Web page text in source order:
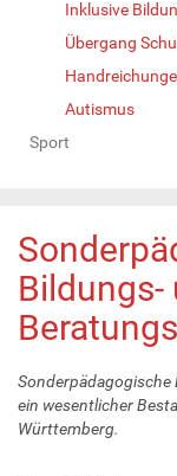
Inklusive
Übergang
Autismus
Sport
Bildungs-
ein wesentlicher
Württemberg.